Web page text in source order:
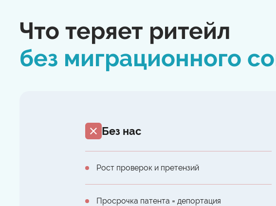
Что теряет ритейл
без миграционного
Без нас
Рост проверок и претензий
Просрочка патента = депортация